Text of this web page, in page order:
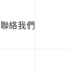
聯絡我們